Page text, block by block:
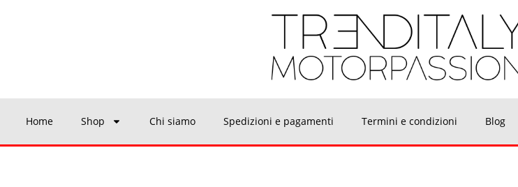
Home Shop Chi siamo Spedizioni e pagamenti Termini e condizioni Blog